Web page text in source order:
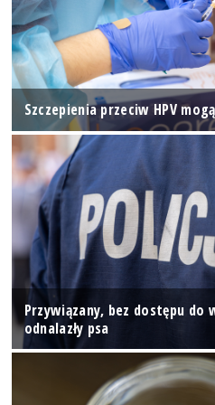
Szczepienia przeciw HPV
Przywiązany, bez dostępu do
odnalazły psa